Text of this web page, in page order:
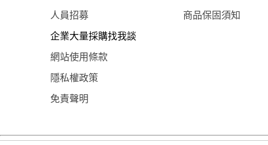
人員招募 商品保固須知
企業大量採購找我談
網站使用條款
隱私權政策
免責聲明